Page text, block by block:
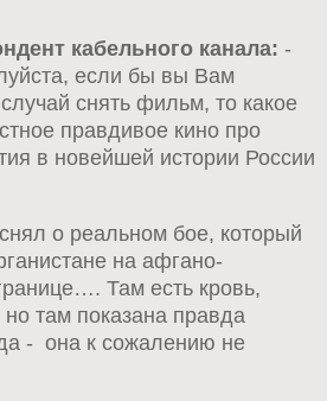
кабельного канала: -
если бы вы Вам
снять фильм, то какое
правдивое кино про
в новейшей истории России
о реальном бое, который
на афгано-
Там есть кровь,
там показана правда
- она к сожалению не